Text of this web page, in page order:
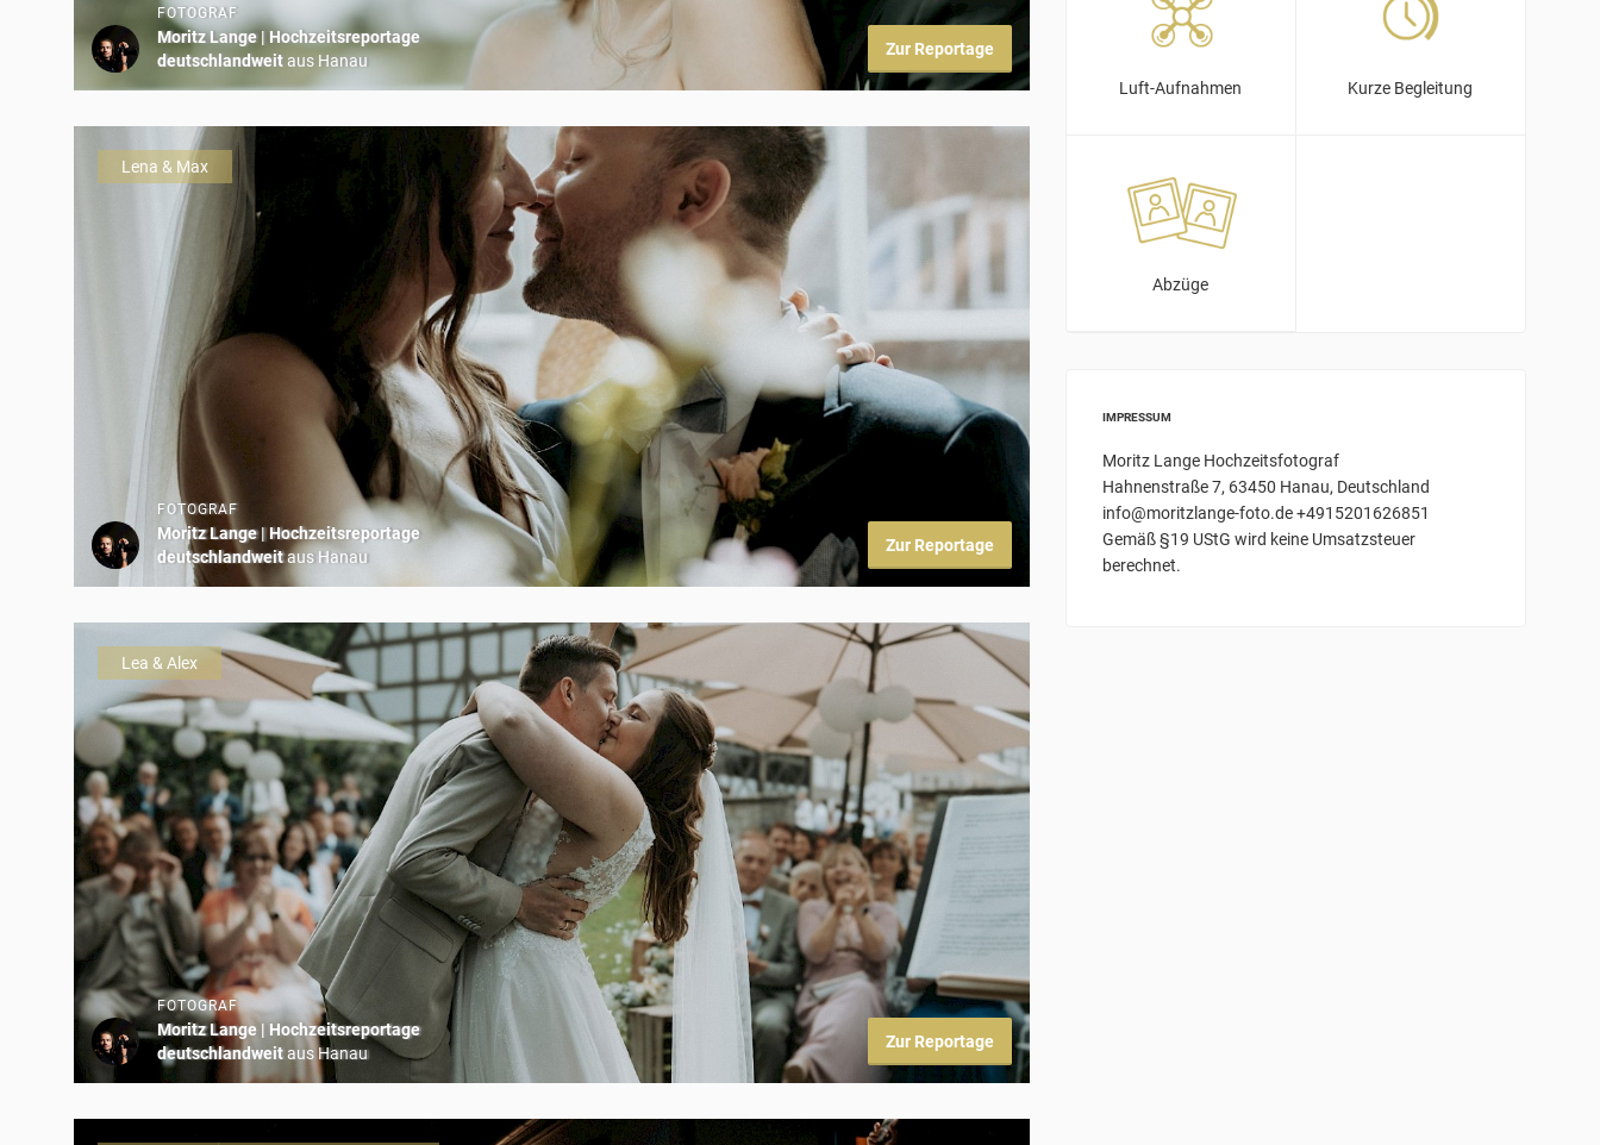
Zur Reportage
FOTOGRAF
Moritz Lange | Hochzeitsreportage
deutschlandweitaus Hanau
Lena & Max
Zur Reportage
FOTOGRAF
Moritz Lange | Hochzeitsreportage
deutschlandweitaus Hanau
Lea & Alex
Zur Reportage
FOTOGRAF
Moritz Lange | Hochzeitsreportage
deutschlandweitaus Hanau
Luft-Aufnahmen Kurze Begleitung
Abzüge
IMPRESSUM
Moritz Lange Hochzeitsfotograf
Hahnenstraße 7, 63450 Hanau, Deutschland
info@moritzlange-foto.de +4915201626851
Gemäß §19 UStG wird keine Umsatzsteuer
berechnet.